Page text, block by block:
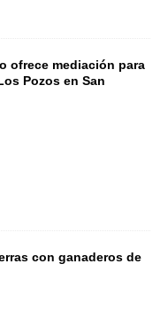
ofrece mediación para
Pozos en San
con ganaderos de